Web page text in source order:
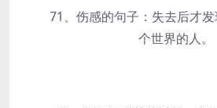
71、伤感的句子：失去后才发
个世界的人。